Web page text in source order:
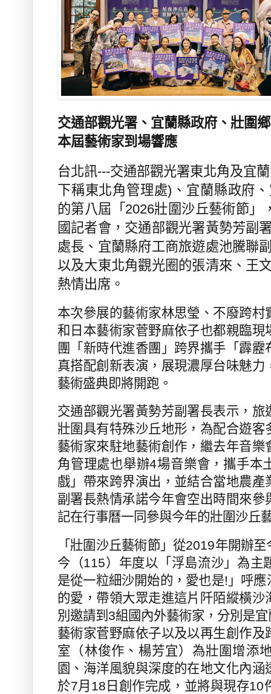
交通部觀光署、宜蘭縣政府、壯圍
本屆藝術家到場響應
台北訊---交通部觀光署東北角及宜
下稱東北角管理處) 、宜蘭縣政府
的第八屆「 2026壯圍沙丘藝術節」
國記者會，交通部觀光署黃勢芳副
處長、宜蘭縣府工商旅遊處池騰聯
以及大東北角觀光圈的張清來、王
熱情出席。
本次參展的藝術家林思瑩、不廢跨
和日本藝術家菅野麻依子也都親臨
團「新時代進香團」跨界攜手「霹
真搭配創新表演，展現濃厚台味魅
藝術盛典即將開跑。
交通部觀光署黃勢芳副署長表示，
壯圍具有特殊沙丘地形，為配合遊
藝術家來駐地藝術創作，繼去年音
角管理處也舉辦4場音樂會，攜手本
戲」帶來跨界演出，並結合當地農
副署長熱情承諾今年會空出時間來
記在行事曆一同參與今年的壯圍沙丘
「壯圍沙丘藝術節」從2019年開辦至
今（115）年度以「浮島流沙」為主
是從一粒細沙開始的，愛也是! 」呼
的愛，帶領大眾走進這片阡陌縱橫
別邀請到 3組國內外藝術家，分別是
藝術家菅野麻依子以及以再生創作
室（林俊作、楊芳宜）為壯圍增添
園、海洋風貌與深度的在地文化內
於7月 18 日創作完成，並將與現存10